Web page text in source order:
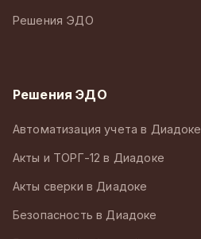
Решения ЭДО
Решения ЭДО
Автоматизация учета в Диадоке
Акты и ТОРГ-12 в Диадоке
Акты сверки в Диадоке
Безопасность в Диадоке